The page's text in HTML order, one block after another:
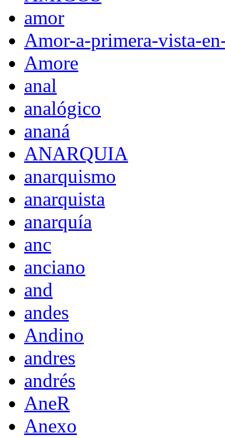
amor
Amor-a-primera-vista-
Amore
anal
analógico
ananá
ANARQUIA
anarquismo
anarquista
anarquía
anc
anciano
and
andes
Andino
andres
andrés
AneR
Anexo